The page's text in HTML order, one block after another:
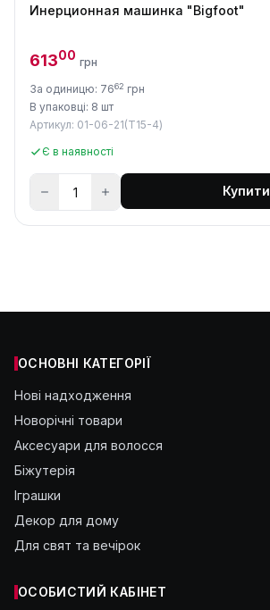
Инерционная машинка "Bigfoot"
61300 грн
За одиницю: 7662 грн
В упаковці: 8 шт
Артикул: 01-06-21(T15-4)
Є в наявності
Купити
ОСНОВНІ КАТЕГОРІЇ
Нові надходження
Новорічні товари
Аксесуари для волосся
Біжутерія
Іграшки
Декор для дому
Для свят та вечірок
ОСОБИСТИЙ КАБІНЕТ